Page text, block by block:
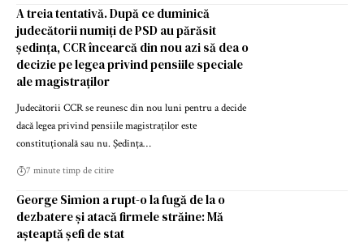
A treia tentativă. După ce duminică
judecătorii numiți de PSD au părăsit
ședința, CCR încearcă din nou azi să dea o
decizie pe legea privind pensiile speciale
ale magistraților
Judecătorii CCR se reunesc din nou luni pentru a decide
dacă legea privind pensiile magistraților este
constituțională sau nu. Ședința…
7 minute timp de citire
George Simion a rupt-o la fugă de la o
dezbatere și atacă firmele străine: Mă
așteaptă șefi de stat